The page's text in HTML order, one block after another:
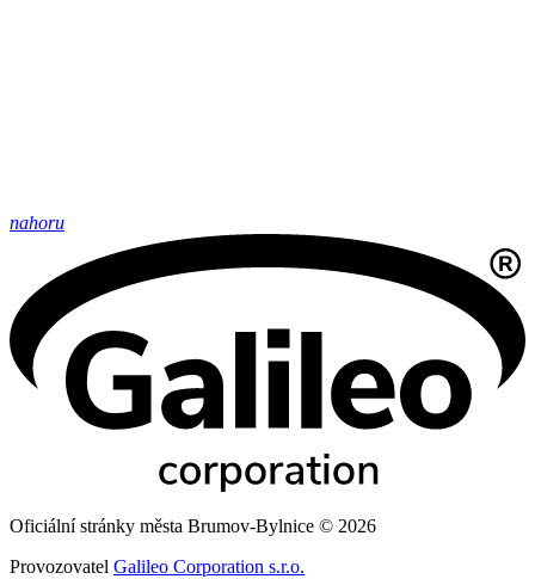
nahoru
Oficiální stránky města Brumov-Bylnice © 2026
Provozovatel Galileo Corporation s.r.o.